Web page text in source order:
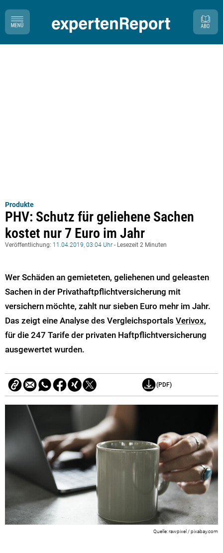
Produkte
PHV: Schutz für geliehene Sachen
kostet nur 7 Euro im Jahr
Veröffentlichung: 11.04.2019, 03:04 Uhr - Lesezeit 2 Minuten
Wer Schäden an gemieteten, geliehenen und geleasten
Sachen in der Privathaftpflichtversicherung mit
versichern möchte, zahlt nur sieben Euro mehr im Jahr.
Das zeigt eine Analyse des Vergleichsportals Verivox,
für die 247 Tarife der privaten Haftpflichtversicherung
ausgewertet wurden.
(PDF)
rawpixel / pixabay.com